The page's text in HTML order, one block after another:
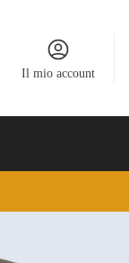
Il mio account